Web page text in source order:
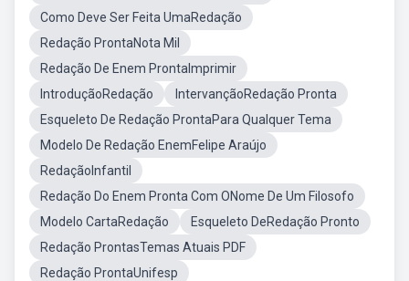
Como Deve Ser Feita UmaRedação
Redação ProntaNota Mil
Redação De Enem ProntaImprimir
IntroduçãoRedação
IntervançãoRedação Pronta
Esqueleto De Redação ProntaPara Qualquer Tema
Modelo De Redação EnemFelipe Araújo
RedaçãoInfantil
Redação Do Enem Pronta Com ONome De Um Filosofo
Modelo CartaRedação
Esqueleto DeRedação Pronto
Redação ProntasTemas Atuais PDF
Redação ProntaUnifesp